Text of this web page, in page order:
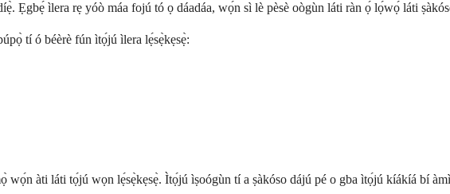
Ẹgbẹ́ ìlera rẹ yóò máa fojú tó ọ dáadáa, wọ́n sì lè pèsè oògùn láti ràn ọ́ lọ́wọ́ láti
tí ó béèrè fún ìtọ́jú ìlera lẹ́sẹ̀kẹsẹ̀:
àti láti tọ́jú wọn lẹ́sẹ̀kẹsẹ̀. Ìtọ́jú ìṣoógùn tí a ṣàkóso dájú pé o gba ìtọ́jú kíákíá bí